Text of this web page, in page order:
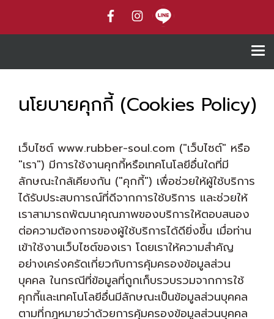
นโยบายคุกกี้ (Cookies Policy)
เว็บไซต์ www.rubber-soul.com ("เว็บไซต์" หรือ
"เรา") มีการใช้งานคุกกี้หรือเทคโนโลยีอื่นใดที่มี
ลักษณะใกล้เคียงกัน ("คุกกี้") เพื่อช่วยให้ผู้ใช้บริการ
ได้รับประสบการณ์ที่ดีจากการใช้บริการ และช่วยให้
เราสามารถพัฒนาคุณภาพของบริการให้ตอบสนอง
ต่อความต้องการของผู้ใช้บริการได้ดียิ่งขึ้น เมื่อท่าน
เข้าใช้งานเว็บไซต์ของเรา โดยเราให้ความสำคัญ
อย่างเคร่งครัดเกี่ยวกับการคุ้มครองข้อมูลส่วน
บุคคล ในกรณีที่ข้อมูลที่ถูกเก็บรวบรวมจากการใช้
คุกกี้และเทคโนโลยีอื่นมีลักษณะเป็นข้อมูลส่วนบุคคล
ตามที่กฎหมายว่าด้วยการคุ้มครองข้อมูลส่วนบุคคล